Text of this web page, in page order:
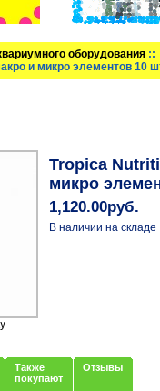
оборудования
и микро элементов 10
Tropica
микро
1,120.00руб.
В наличии на складе
Также
покупают
Отзывы